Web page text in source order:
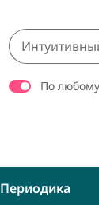
По
Периодика